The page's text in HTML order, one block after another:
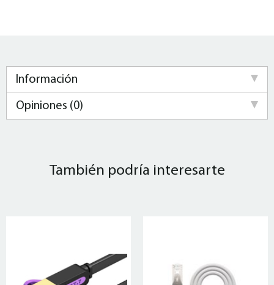
Información
Opiniones (0)
También podría interesarte